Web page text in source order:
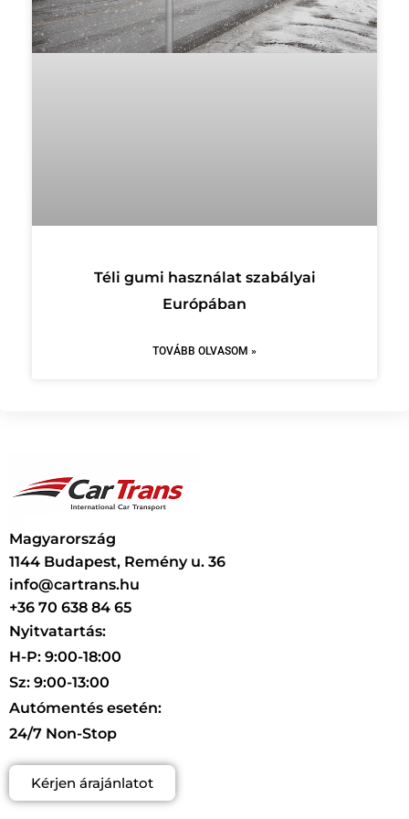
Téli gumi használat szabályai
Európában
TOVÁBB OLVASOM »
Magyarország
1144 Budapest, Remény u. 36
info@cartrans.hu
+36 70 638 84 65
Nyitvatartás:
H-P: 9:00-18:00
Sz: 9:00-13:00
Autómentés esetén:
24/7 Non-Stop
Kérjen árajánlatot